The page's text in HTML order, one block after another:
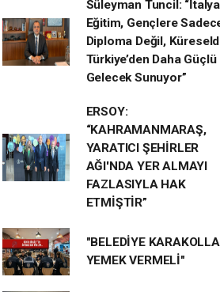
Süleyman Tuncil:
Eğitim, Gençlere
Diploma Değil,
Türkiye’den Daha Güçlü
Gelecek Sunuyor”
ERSOY:
“KAHRAMANMARAŞ,
YARATICI ŞEHİRLER
AĞI'NDA YER ALMAYI
FAZLASIYLA HAK
ETMİŞTİR”
"BELEDİYE
YEMEK VERMELİ"